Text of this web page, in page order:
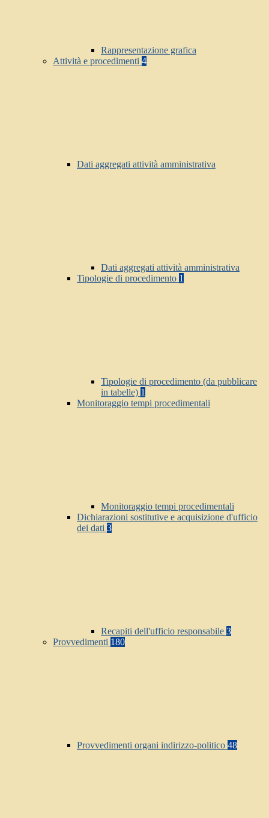
Rappresentazione grafica
Attività e procedimenti 4
Dati aggregati attività amministrativa
Dati aggregati attività amministrativa
Tipologie di procedimento 1
Tipologie di procedimento (da pubblicare
in tabelle) 1
Monitoraggio tempi procedimentali
Monitoraggio tempi procedimentali
Dichiarazioni sostitutive e acquisizione d'ufficio
dei dati 3
Recapiti dell'ufficio responsabile 3
Provvedimenti 180
Provvedimenti organi indirizzo-politico 48